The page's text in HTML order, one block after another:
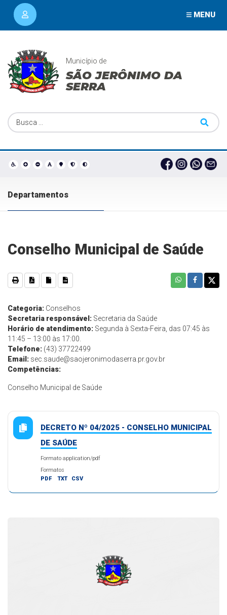
MENU
Município de
SÃO JERÔNIMO DA
SERRA
Departamentos
Conselho Municipal de Saúde
Categoria: Conselhos
Secretaria responsável: Secretaria da Saúde
Horário de atendimento: Segunda à Sexta-Feira, das 07:45 às
11:45 – 13:00 às 17:00.
Telefone: (43) 37722499
Email: sec.saude@saojeronimodaserra.pr.gov.br
Competências:
Conselho Municipal de Saúde
DECRETO Nº 04/2025 - CONSELHO MUNICIPAL
DE SAÚDE
Formato application/pdf
Formatos
PDF
TXT CSV